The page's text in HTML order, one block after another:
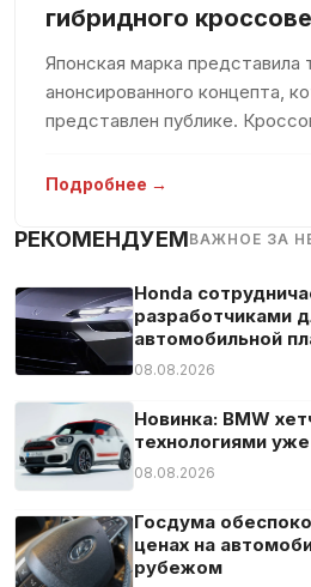
гибридного
Японская марка представила
анонсированного концепта,
представлен публике.
американский рынок, был
2013
Подробнее →
РЕКОМЕНДУЕМВАЖНОЕ ЗА
Honda
разработчиками
автомобильной
08.08.2026
Новинка: BMW
технологиями
08.08.2026
Госдума
ценах на
рубежом